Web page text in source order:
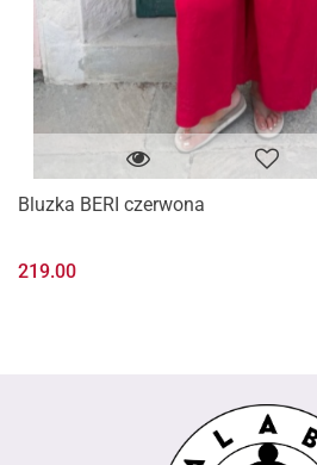
Bluzka BERI czerwona
219.00